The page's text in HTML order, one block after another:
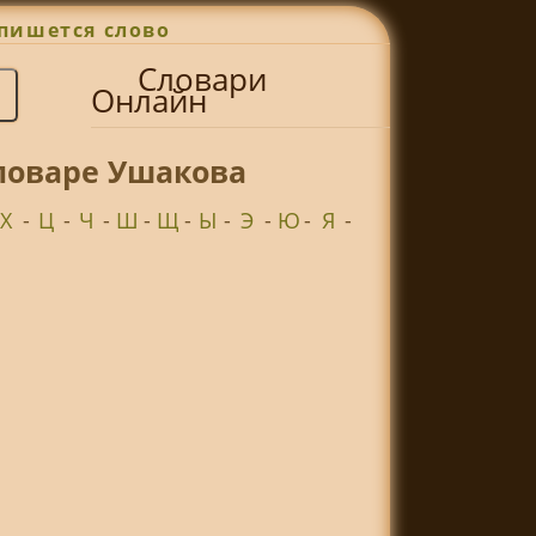
слово
Словари
Онлайн
Ушакова
Х - Ц - Ч - Ш - Щ- Ы - Э - Ю- Я -